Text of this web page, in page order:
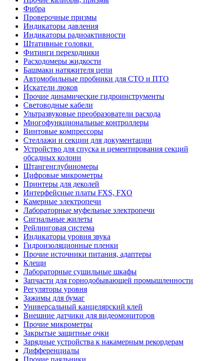
Фибра
Проверочные призмы
Индикаторы давления
Индикаторы радиоактивности
Штативные головки
Фитинги переходники
Расходомеры жидкости
Башмаки натяжителя цепи
Автомобильные пробники для СТО и ПТО
Искатели люков
Прочие динамические гидроинструменты
Световодные кабели
Ультразвуковые преобразователи расхода
Многофункциональные контроллеры
Винтовые компрессоры
Стеллажи и секции для документации
Устройство для спуска и цементирования секций
обсадных колонн
Штангенглубиномеры
Цифровые микрометры
Принтеры для деколей
Интерфейсные платы FXS, FXO
Камерные электропечи
Лабораторные муфельные электропечи
Сигнальные жилеты
Рейлинговая система
Индикаторы уровня звука
Гидроизоляционные пленки
Прочие источники питания, адаптеры
Клещи
Лабораторные сушильные шкафы
Запчасти для горнодобывающей промышленности
Регуляторы уровня
Зажимы для бумаг
Универсальный канцелярский клей
Внешние датчики для видеомониторов
Прочие микрометры
Закрытые защитные очки
Зарядные устройства к накамерным рекордерам
Дифференциалы